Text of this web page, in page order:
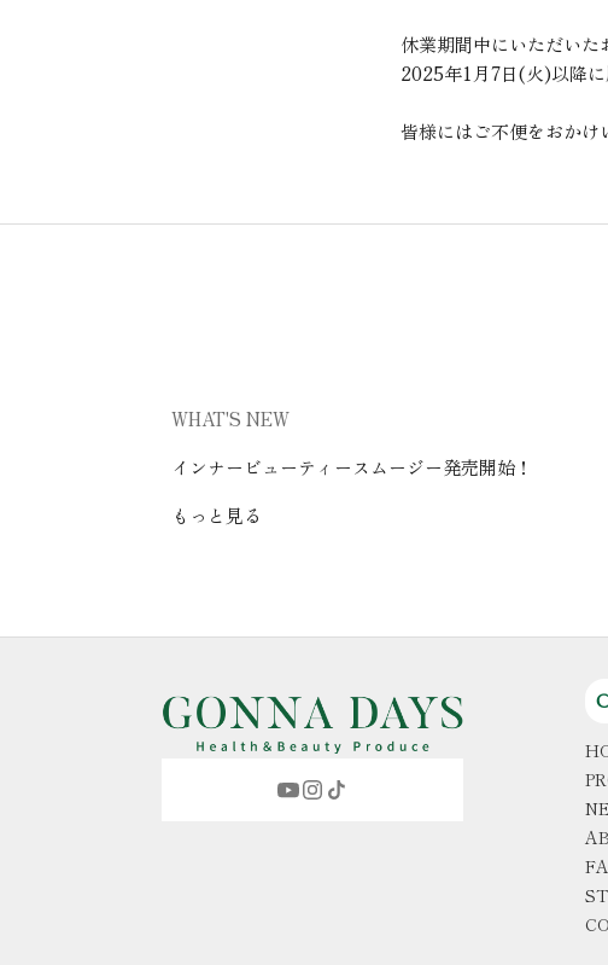
休業期間中にいただいた
2025年1月7日(火)以降に
皆様にはご不便をおかけ
WHAT'S NEW
インナービューティースムージー発売開始！
もっと見る